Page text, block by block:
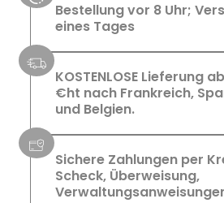
Bestellung vor 8 Uhr;
eines Tages
KOSTENLOSE Lieferung
€ht nach Frankreich,
und Belgien.
Sichere Zahlungen per
Scheck, Überweisung,